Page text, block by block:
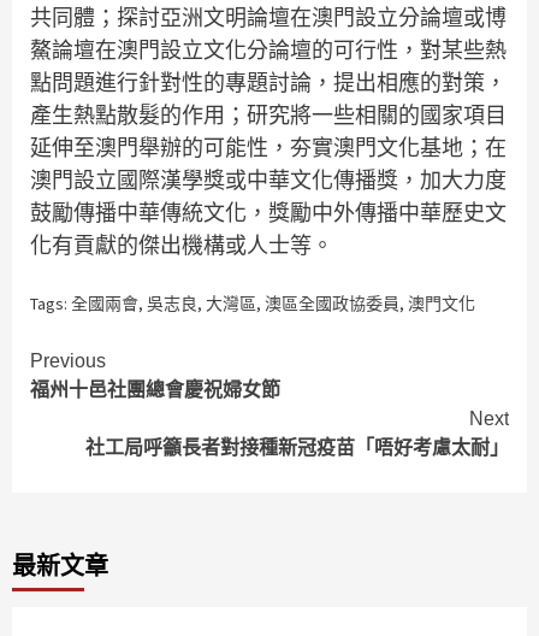
共同體；探討亞洲文明論壇在澳門設立分論壇或博
鰲論壇在澳門設立文化分論壇的可行性，對某些熱
點問題進行針對性的專題討論，提出相應的對策，
產生熱點散髮的作用；研究將一些相關的國家項目
延伸至澳門舉辦的可能性，夯實澳門文化基地；在
澳門設立國際漢學獎或中華文化傳播獎，加大力度
鼓勵傳播中華傳統文化，獎勵中外傳播中華歷史文
化有貢獻的傑出機構或人士等。
Tags: 全國兩會, 吳志良, 大灣區, 澳區全國政協委員, 澳門文化
Continue
Reading
Previous
福州十邑社團總會慶祝婦女節
Next
社工局呼籲長者對接種新冠疫苗「唔好考慮太耐」
最新文章